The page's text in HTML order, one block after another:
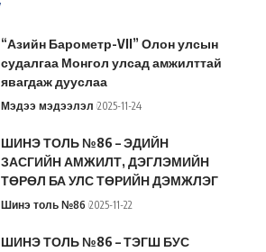
“Азийн Барометр-VII” Олон улсын
судалгаа Монгол улсад амжилттай
явагдаж дууслаа
Мэдээ мэдээлэл 2025-11-24
ШИНЭ ТОЛЬ №86 – ЭДИЙН
ЗАСГИЙН АМЖИЛТ, ДЭГЛЭМИЙН
ТӨРӨЛ БА УЛС ТӨРИЙН ДЭМЖЛЭГ
Шинэ толь №86 2025-11-22
ШИНЭ ТОЛЬ №86 – ТЭГШ БУС